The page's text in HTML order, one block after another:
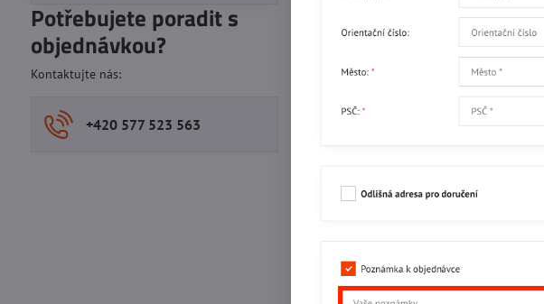
Potřebujete poradit s
objednávkou?
Kontaktujte nás:
+420 577 523 563